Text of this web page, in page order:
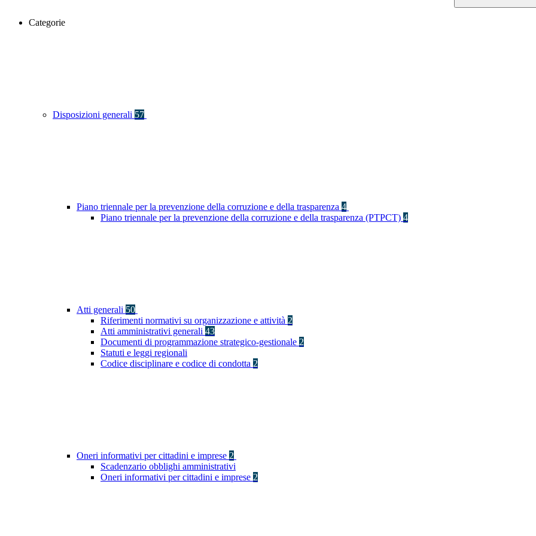
Categorie
Disposizioni generali 57
Piano triennale per la prevenzione della corruzione e della trasparenza 4
Piano triennale per la prevenzione della corruzione e della trasparenza (PTPCT) 4
Atti generali 50
Riferimenti normativi su organizzazione e attività 2
Atti amministrativi generali 43
Documenti di programmazione strategico-gestionale 2
Statuti e leggi regionali
Codice disciplinare e codice di condotta 2
Oneri informativi per cittadini e imprese 2
Scadenzario obblighi amministrativi
Oneri informativi per cittadini e imprese 2